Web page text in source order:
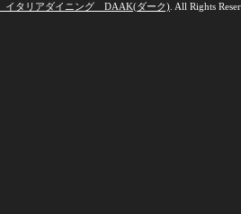
イタリアダイニング DAAK(ダーク) . All Rights